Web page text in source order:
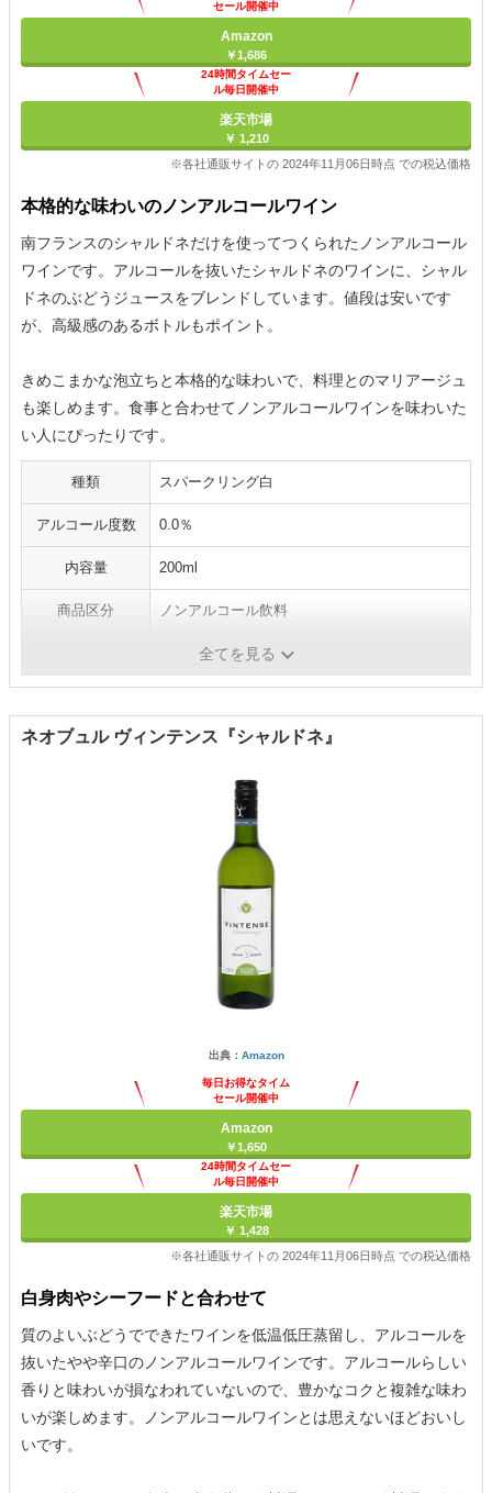
セール開催中
Amazon
￥1,686
24時間タイムセー
ル毎日開催中
楽天市場
￥ 1,210
※各社通販サイトの 2024年11月06日時点 での税込価格
本格的な味わいのノンアルコールワイン
南フランスのシャルドネだけを使ってつくられたノンアルコール
ワインです。アルコールを抜いたシャルドネのワインに、シャル
ドネのぶどうジュースをブレンドしています。値段は安いです
が、高級感のあるボトルもポイント。
きめこまかな泡立ちと本格的な味わいで、料理とのマリアージュ
も楽しめます。食事と合わせてノンアルコールワインを味わいた
い人にぴったりです。
種類 スパークリング白
アルコール度数 0.0％
内容量 200ml
商品区分 ノンアルコール飲料
フランス全てを見る
ネオブュル ヴィンテンス『シャルドネ』
出典： Amazon
毎日お得なタイム
セール開催中
Amazon
￥1,650
24時間タイムセー
ル毎日開催中
楽天市場
￥ 1,428
※各社通販サイトの 2024年11月06日時点 での税込価格
白身肉やシーフードと合わせて
質のよいぶどうでできたワインを低温低圧蒸留し、アルコールを
抜いたやや辛口のノンアルコールワインです。アルコールらしい
香りと味わいが損なわれていないので、豊かなコクと複雑な味わ
いが楽しめます。ノンアルコールワインとは思えないほどおいし
いです。